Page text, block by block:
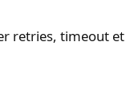
retries, timeout et